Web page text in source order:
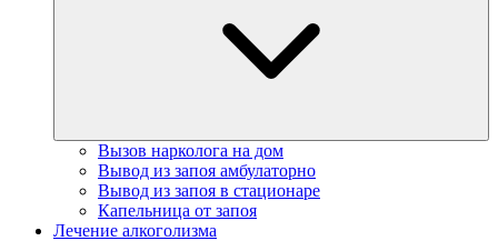
Вызов нарколога на дом
Вывод из запоя амбулаторно
Вывод из запоя в стационаре
Капельница от запоя
Лечение алкоголизма